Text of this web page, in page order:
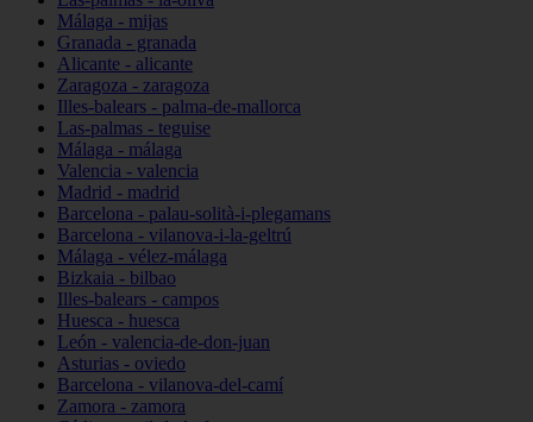
Málaga - mijas
Granada - granada
Alicante - alicante
Zaragoza - zaragoza
Illes-balears - palma-de-mallorca
Las-palmas - teguise
Málaga - málaga
Valencia - valencia
Madrid - madrid
Barcelona - palau-solità-i-plegamans
Barcelona - vilanova-i-la-geltrú
Málaga - vélez-málaga
Bizkaia - bilbao
Illes-balears - campos
Huesca - huesca
León - valencia-de-don-juan
Asturias - oviedo
Barcelona - vilanova-del-camí
Zamora - zamora